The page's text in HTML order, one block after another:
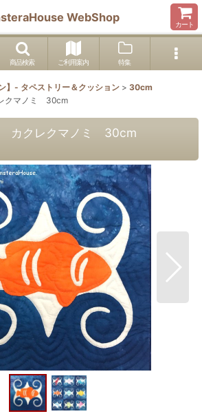
WebShop
カート
商品検索 ご利用案内 特集
】- タペストリー＆クッション > 30cm
クマノミ 30cm
カクレクマノミ 30cm